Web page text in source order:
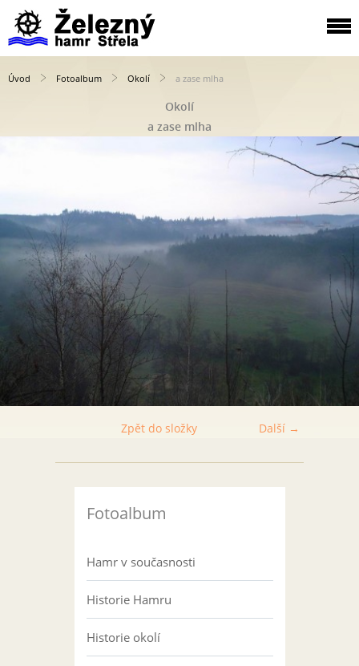
Úvod Fotoalbum Okolí a zase mlha
Okolí
a zase mlha
Další →
Zpět do složky
Fotoalbum
Hamr v současnosti
Historie Hamru
Historie okolí